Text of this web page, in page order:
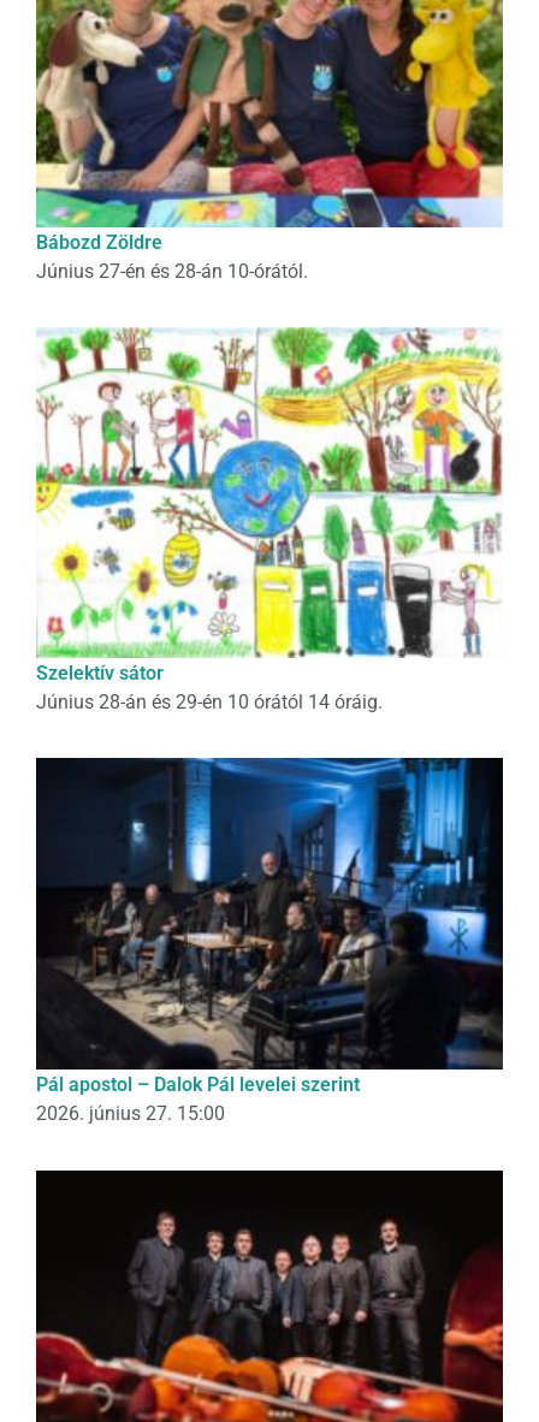
Bábozd Zöldre
Június 27-én és 28-án 10-órától.
Szelektív sátor
Június 28-án és 29-én 10 órától 14 óráig.
Pál apostol – Dalok Pál levelei szerint
2026. június 27. 15:00